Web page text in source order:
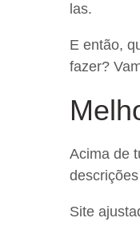
las.
E então,
fazer?
Acima de
Site